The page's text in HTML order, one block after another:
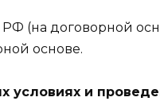
(на договорной
основе.
условиях и